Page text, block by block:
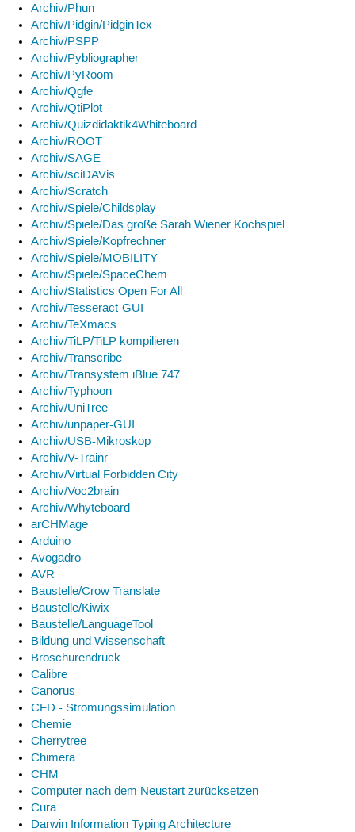
Archiv/Phun
Archiv/Pidgin/PidginTex
Archiv/PSPP
Archiv/Pybliographer
Archiv/PyRoom
Archiv/Qgfe
Archiv/QtiPlot
Archiv/Quizdidaktik4Whiteboard
Archiv/ROOT
Archiv/SAGE
Archiv/sciDAVis
Archiv/Scratch
Archiv/Spiele/Childsplay
Archiv/Spiele/Das große Sarah Wiener Kochspiel
Archiv/Spiele/Kopfrechner
Archiv/Spiele/MOBILITY
Archiv/Spiele/SpaceChem
Archiv/Statistics Open For All
Archiv/Tesseract-GUI
Archiv/TeXmacs
Archiv/TiLP/TiLP kompilieren
Archiv/Transcribe
Archiv/Transystem iBlue 747
Archiv/Typhoon
Archiv/UniTree
Archiv/unpaper-GUI
Archiv/USB-Mikroskop
Archiv/V-Trainr
Archiv/Virtual Forbidden City
Archiv/Voc2brain
Archiv/Whyteboard
arCHMage
Arduino
Avogadro
AVR
Baustelle/Crow Translate
Baustelle/Kiwix
Baustelle/LanguageTool
Bildung und Wissenschaft
Broschürendruck
Calibre
Canorus
CFD - Strömungssimulation
Chemie
Cherrytree
Chimera
CHM
Computer nach dem Neustart zurücksetzen
Cura
Darwin Information Typing Architecture